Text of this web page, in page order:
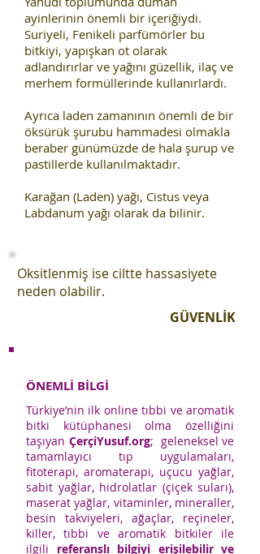
ayinlerinin önemli bir içeriğiydi.
Suriyeli, Fenikeli parfümörler bu
bitkiyi, yapışkan ot olarak
adlandırırlar ve yağını güzellik, ilaç ve
merhem formüllerinde kullanırlardı.
Ayrıca laden zamanının önemli de bir
öksürük şurubu hammadesi olmakla
beraber günümüzde de hala şurup ve
pastillerde kullanılmaktadır.
Karağan (Laden) yağı, Cistus veya
Labdanum yağı olarak da bilinir.
Oksitlenmiş ise ciltte hassasiyete
neden olabilir.
GÜVENLİK
ÖNEMLİ BİLGİ
Türkiye’nin ilk online tıbbi ve aromatik
bitki kütüphanesi olma özelliğini
taşıyan ÇerçiYusuf.org; geleneksel ve
tamamlayıcı tıp uygulamaları,
fitoterapi, aromaterapi, uçucu yağlar,
sabit yağlar, hidrolatlar (çiçek suları),
maserat yağlar, vitaminler, mineraller,
besin takviyeleri, ağaçlar, reçineler,
killer, tıbbi ve aromatik bitkiler ile
ilgili referanslı bilgiyi erişilebilir ve